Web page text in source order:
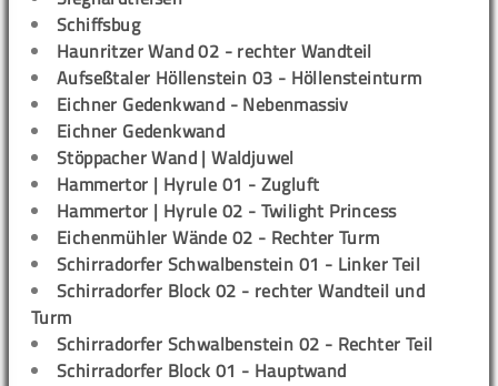
Schiffsbug
Haunritzer Wand 02 - rechter Wandteil
Aufseßtaler Höllenstein 03 - Höllensteinturm
Eichner Gedenkwand - Nebenmassiv
Eichner Gedenkwand
Stöppacher Wand | Waldjuwel
Hammertor | Hyrule 01 - Zugluft
Hammertor | Hyrule 02 - Twilight Princess
Eichenmühler Wände 02 - Rechter Turm
Schirradorfer Schwalbenstein 01 - Linker Teil
Schirradorfer Block 02 - rechter Wandteil und
Turm
Schirradorfer Schwalbenstein 02 - Rechter Teil
Schirradorfer Block 01 - Hauptwand